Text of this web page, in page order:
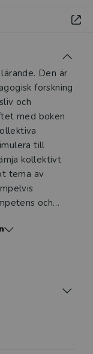
Den är
forskning
och
med boken
till
kollektivt
tema av
och
påverkar
lärande och